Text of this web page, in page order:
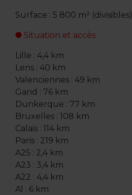
Surface : 5 800 m² (divisibles)
Situation et accès
Lille : 4,4 km
Lens : 40 km
Valenciennes : 49 km
Gand : 76 km
Dunkerque : 77 km
Bruxelles : 108 km
Calais : 114 km
Paris : 219 km
A25 : 2,4 km
A23 : 3,4 km
A22 : 4,4 km
A1 : 6 km